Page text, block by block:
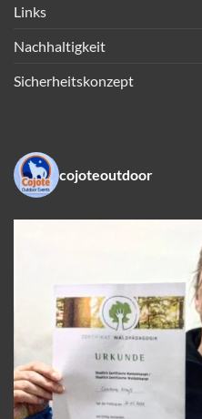
Links
Nachhaltigkeit
Sicherheitskonzept
cojoteoutdoor